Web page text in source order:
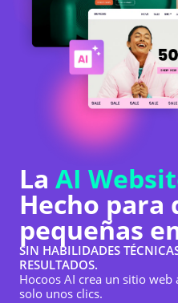
La AI
Hecho para
pequeñas
SIN HABILIDADES
RESULTADOS.
Hocoos AI crea un sitio
solo unos clics.